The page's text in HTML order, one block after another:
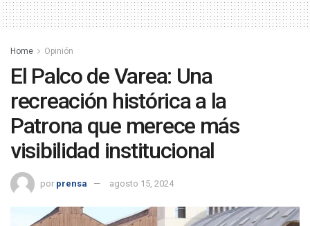
Home Opinión
El Palco de Varea: Una
recreación histórica a la
Patrona que merece más
visibilidad institucional
por prensa agosto 15, 2024